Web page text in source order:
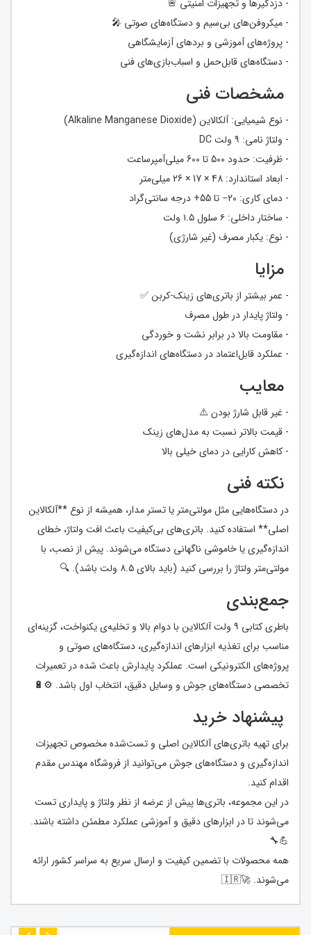
- دزدگیر‌ها و تجهیزات امنیتی 🚨
- میکروفن‌های بی‌سیم و دستگاه‌های صوتی 🎤
- پروژه‌های آموزشی و بردهای آزمایشگاهی
- دستگاه‌های قابل‌حمل و اسباب‌بازی‌های فنی
مشخصات فنی
- نوع شیمیایی: آلکالاین (Alkaline Manganese Dioxide)
- ولتاژ نامی: ۹ ولت DC
- ظرفیت: حدود 500 تا 600 میلی‌آمپر‌ساعت
- ابعاد استاندارد: ‎26 × 17 × 48‎ میلی‌متر
- دمای کاری: ‎−20‎ تا ‎+55‎ درجه سانتی‌گراد
- ساختار داخلی: ۶ سلول ۱.۵ ولت
- نوع: یکبار مصرف (غیر شارژی)
مزایا
- عمر بیشتر از باتری‌های زینک-کربن ✅
- ولتاژ پایدار در طول مصرف
- مقاومت بالا در برابر نشت و خوردگی
- عملکرد قابل‌اعتماد در دستگاه‌های اندازه‌گیری
معایب
- غیر قابل شارژ بودن ⚠️
- قیمت بالاتر نسبت به مدل‌های زینک
- کاهش کارایی در دمای خیلی بالا
نکته فنی
در دستگاه‌هایی مثل مولتی‌متر یا تستر مدار، همیشه از نوع **آلکالاین
اصلی** استفاده کنید. باتری‌های بی‌کیفیت باعث افت ولتاژ، خطای
اندازه‌گیری یا خاموشی ناگهانی دستگاه می‌شوند. پیش از نصب، با
مولتی‌متر ولتاژ را بررسی کنید (باید بالای ۸.۵ ولت باشد). 🔍
جمع‌بندی
باطری کتابی ۹ ولت آلکالاین با دوام بالا و تخلیه‌ی یکنواخت، گزینه‌ای
مناسب برای تغذیه‌ ابزارهای اندازه‌گیری، دستگاه‌های صوتی و
پروژه‌های الکترونیکی است. عملکرد پایدارش باعث شده در تعمیرات
تخصصی دستگاه‌های جوش و وسایل دقیق، انتخاب اول باشد. ⚙️🔋
پیشنهاد خرید
برای تهیه باتری‌های آلکالاین اصلی و تست‌شده مخصوص تجهیزات
اندازه‌گیری و دستگاه‌های جوش می‌توانید از فروشگاه مهندس مقدم
اقدام کنید.
در این مجموعه، باتری‌ها پیش از عرضه از نظر ولتاژ و پایداری تست
می‌شوند تا در ابزارهای دقیق و آموزشی عملکرد مطمئن داشته باشند.
💪🔧
همه محصولات با تضمین کیفیت و ارسال سریع به سراسر کشور ارائه
می‌شوند. 🚀🇮🇷